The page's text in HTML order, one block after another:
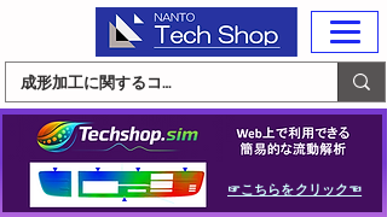
☞こちらをクリック☜